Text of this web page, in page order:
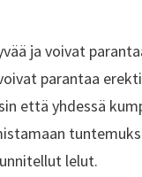
ja voivat
parantaa
että yhdessä
lelut.